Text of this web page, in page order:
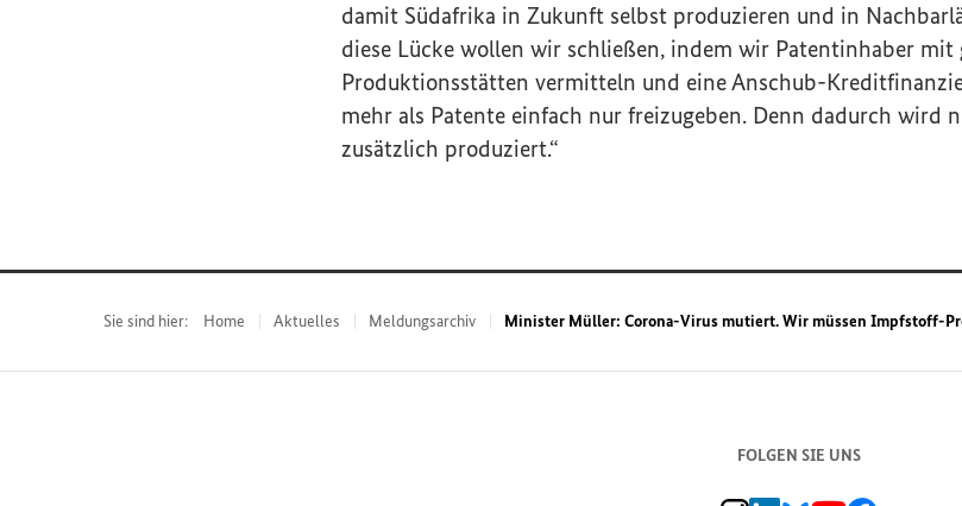
damit Südafrika in Zukunft selbst produzieren und in
diese Lücke wollen wir schließen, indem wir Patentinhaber mit
Produktionsstätten vermitteln und eine Anschub-
mehr als Patente einfach nur freizugeben. Denn dadurch wird
zusätzlich produziert.“
Sie sind hier: Home Aktuelles Meldungsarchiv Minister Müller: Corona-Virus mutiert. Wir müssen Impfstoff-
FOLGEN SIE UNS